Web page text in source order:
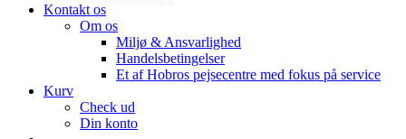
Kontakt os
Om os
Miljø & Ansvarlighed
Handelsbetingelser
Et af Hobros pejsecentre med fokus på service
Kurv
Check ud
Din konto